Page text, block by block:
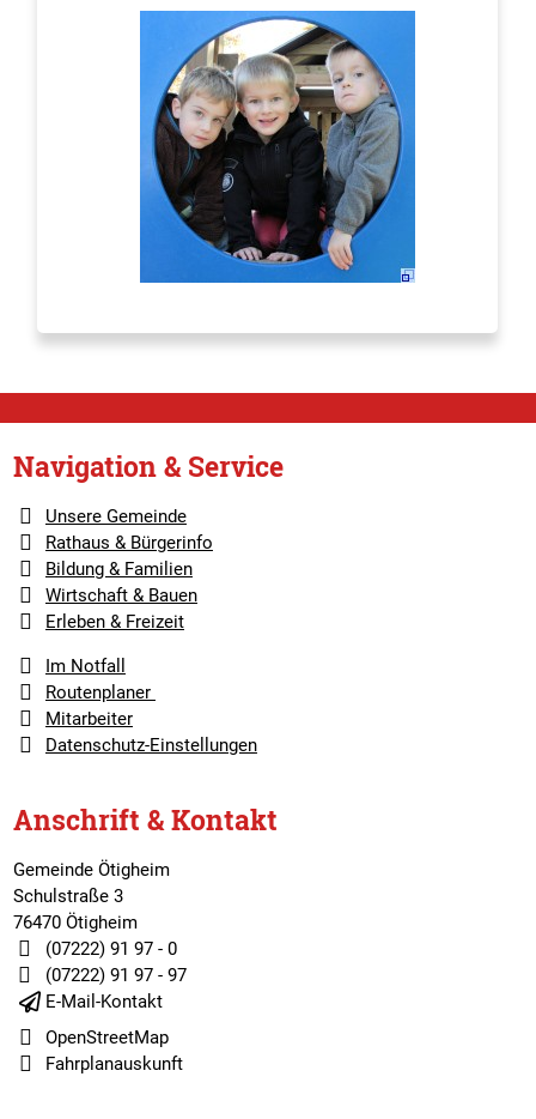
Navigation & Service
Unsere Gemeinde
Rathaus & Bürgerinfo
Bildung & Familien
Wirtschaft & Bauen
Erleben & Freizeit
Im Notfall
Routenplaner
Mitarbeiter
Datenschutz-Einstellungen
Anschrift & Kontakt
Gemeinde Ötigheim
Schulstraße 3
76470 Ötigheim
(07222) 91 97 - 0
(07222) 91 97 - 97
E-Mail-Kontakt
OpenStreetMap
Fahrplanauskunft